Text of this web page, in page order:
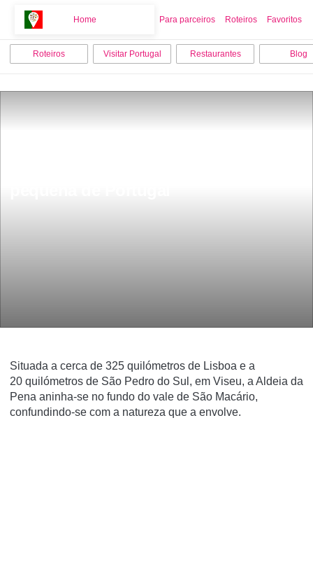
Home Para parceiros Roteiros Favoritos
Home
Roteiros Visitar Portugal Restaurantes Blog
Situada a cerca de 325 quilómetros de Lisboa e a
20 quilómetros de São Pedro do Sul, em Viseu, a Aldeia da
Pena aninha-se no fundo do vale de São Macário,
confundindo-se com a natureza que a envolve.